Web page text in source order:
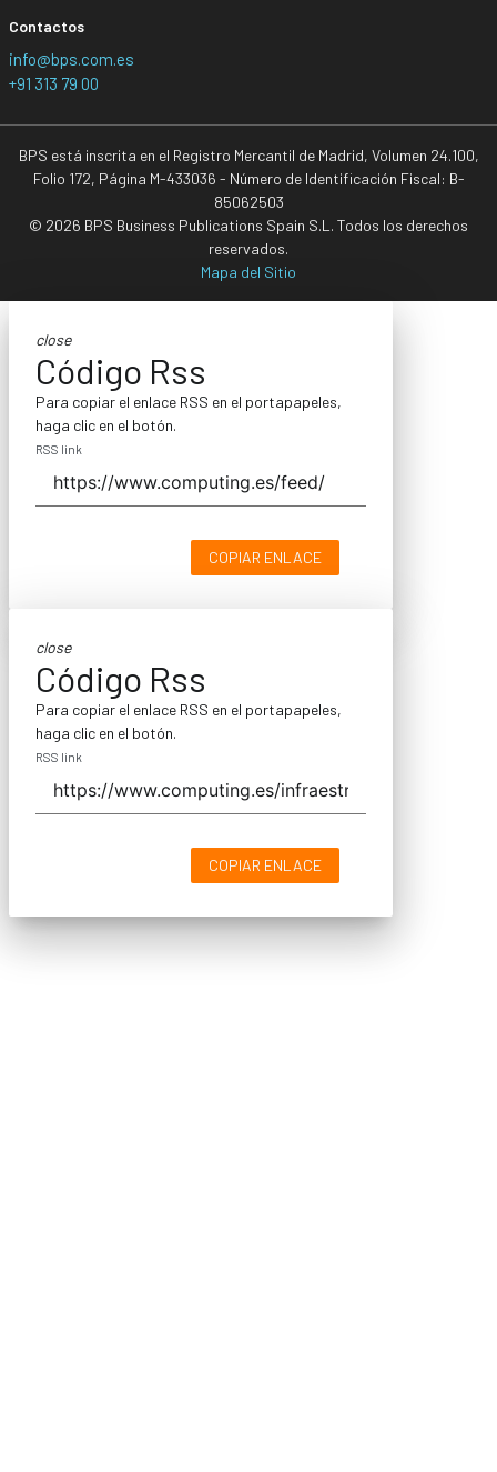
Contactos
info@bps.com.es
+91 313 79 00
BPS está inscrita en el Registro Mercantil de Madrid, Volumen 24.100,
Folio 172, Página M-433036 - Número de Identificación Fiscal: B-
85062503
© 2026 BPS Business Publications Spain S.L. Todos los derechos
reservados.
Mapa del Sitio
close
Código Rss
Para copiar el enlace RSS en el portapapeles,
haga clic en el botón.
RSS link
COPIAR ENLACE
close
Código Rss
Para copiar el enlace RSS en el portapapeles,
haga clic en el botón.
RSS link
COPIAR ENLACE